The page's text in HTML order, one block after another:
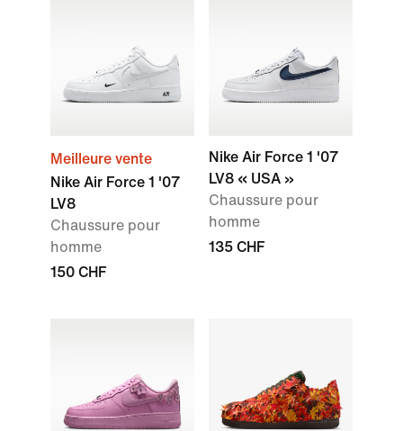
Meilleure vente
Nike Air Force 1 '07
LV8
Chaussure pour
homme
150 CHF
Nike Air Force 1 '07
LV8 « USA »
Chaussure pour
homme
135 CHF